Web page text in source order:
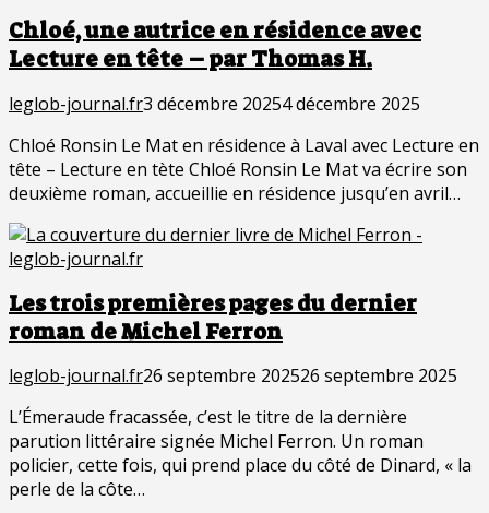
Chloé, une autrice en résidence avec
Lecture en tête – par Thomas H.
leglob-journal.fr3 décembre 20254 décembre 2025
Chloé Ronsin Le Mat en résidence à Laval avec Lecture en
tête – Lecture en tète Chloé Ronsin Le Mat va écrire son
deuxième roman, accueillie en résidence jusqu’en avril…
Les trois premières pages du dernier
roman de Michel Ferron
leglob-journal.fr26 septembre 202526 septembre 2025
L’Émeraude fracassée, c’est le titre de la dernière
parution littéraire signée Michel Ferron. Un roman
policier, cette fois, qui prend place du côté de Dinard, « la
perle de la côte…